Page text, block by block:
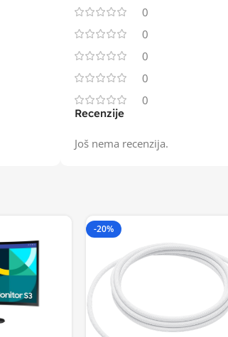
0
0
0
0
0
Recenzije
Još nema recenzija.
-20%